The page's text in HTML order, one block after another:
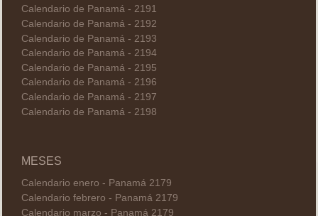
Calendario de Panamá - 2191
Calendario de Panamá - 2192
Calendario de Panamá - 2193
Calendario de Panamá - 2194
Calendario de Panamá - 2195
Calendario de Panamá - 2196
Calendario de Panamá - 2197
Calendario de Panamá - 2198
MESES
Calendario enero - Panamá 2179
Calendario febrero - Panamá 2179
Calendario marzo - Panamá 2179